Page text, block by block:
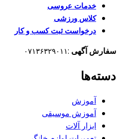
خدمات عروسی
کلاس ورزشی
درخواست ثبت کسب و کار
سفارش آگهی :۰۷۱۳۶۳۲۹۰۱۱
دسته‌ها
آموزش
آموزش موسیقی
ابزار آلات